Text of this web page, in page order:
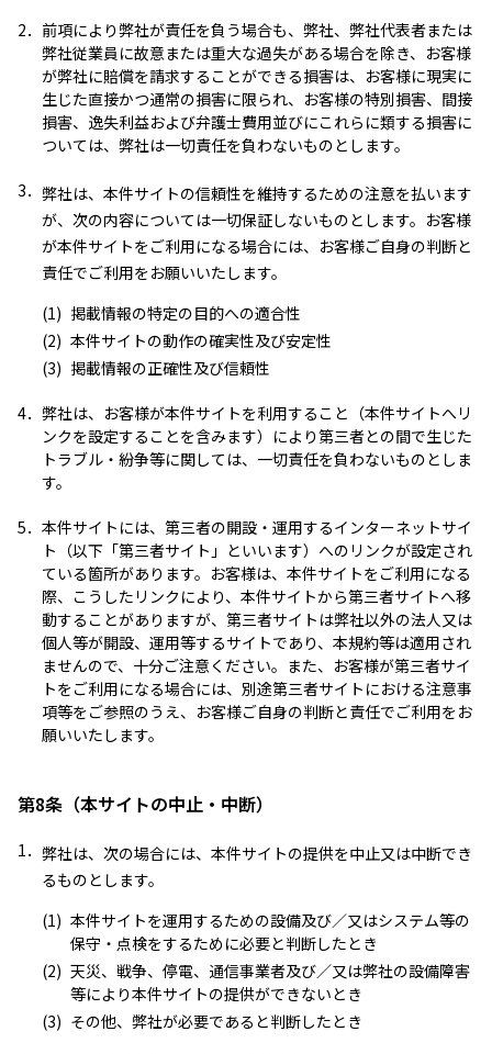
2． 前項により弊社が責任を負う場合も、弊社、弊社代表者または
弊社従業員に故意または重大な過失がある場合を除き、お客様
が弊社に賠償を請求することができる損害は、お客様に現実に
生じた直接かつ通常の損害に限られ、お客様の特別損害、間接
損害、逸失利益および弁護士費用並びにこれらに類する損害に
ついては、弊社は一切責任を負わないものとします。
3． 弊社は、本件サイトの信頼性を維持するための注意を払います
が、次の内容については一切保証しないものとします。お客様
が本件サイトをご利用になる場合には、お客様ご自身の判断と
責任でご利用をお願いいたします。
(1) 掲載情報の特定の目的への適合性
(2) 本件サイトの動作の確実性及び安定性
(3) 掲載情報の正確性及び信頼性
4． 弊社は、お客様が本件サイトを利用すること（本件サイトへリ
ンクを設定することを含みます）により第三者との間で生じた
トラブル・紛争等に関しては、一切責任を負わないものとしま
す。
5． 本件サイトには、第三者の開設・運用するインターネットサイ
ト（以下「第三者サイト」といいます）へのリンクが設定され
ている箇所があります。お客様は、本件サイトをご利用になる
際、こうしたリンクにより、本件サイトから第三者サイトへ移
動することがありますが、第三者サイトは弊社以外の法人又は
個人等が開設、運用等するサイトであり、本規約等は適用され
ませんので、十分ご注意ください。また、お客様が第三者サイ
トをご利用になる場合には、別途第三者サイトにおける注意事
項等をご参照のうえ、お客様ご自身の判断と責任でご利用をお
願いいたします。
第8条（本サイトの中止・中断）
1． 弊社は、次の場合には、本件サイトの提供を中止又は中断でき
るものとします。
(1) 本件サイトを運用するための設備及び／又はシステム等の
保守・点検をするために必要と判断したとき
(2) 天災、戦争、停電、通信事業者及び／又は弊社の設備障害
等により本件サイトの提供ができないとき
(3) その他、弊社が必要であると判断したとき